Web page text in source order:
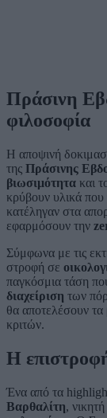
Πράσινη
φιλοσοφία
Η αποψινή
της Πράσινης
βιωσιμότητα και
κρύβουν υλικά
κατέληγαν στα
εφαρμόσουν την
Σύμφωνα με τις
στροφή σε
παγκόσμια τάση
διαχείριση των
θα αποτελέσουν τα
κριτών.
Η
Ένα από τα
Βαρθαλίτη,